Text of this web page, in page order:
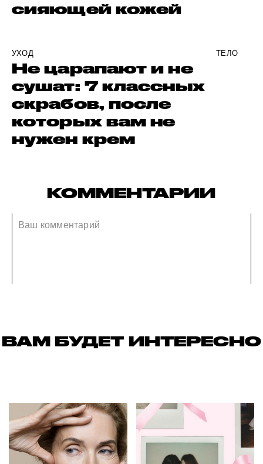
сияющей кожей
УХОД ТЕЛО
Не царапают и не
сушат: 7 классных
скрабов, после
которых вам не
нужен крем
КОММЕНТАРИИ
ВАМ БУДЕТ ИНТЕРЕСНО